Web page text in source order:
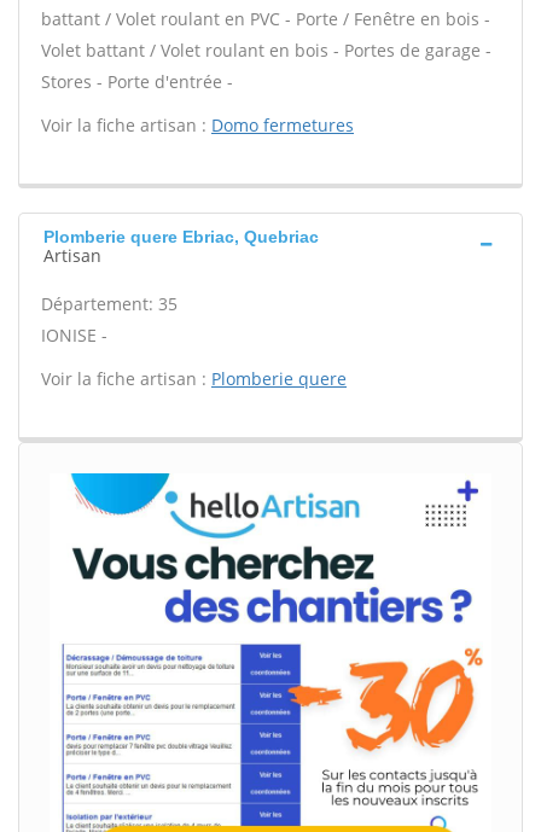
battant / Volet roulant en PVC - Porte / Fenêtre en bois -
Volet battant / Volet roulant en bois - Portes de garage -
Stores - Porte d'entrée -
Voir la fiche artisan : Domo fermetures
Plomberie quere Ebriac, Quebriac
Artisan
Département: 35
IONISE -
Voir la fiche artisan : Plomberie quere